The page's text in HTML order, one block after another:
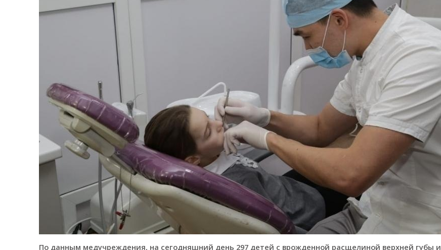
По данным медучреждения, на сегодняшний день 297 детей с врожденной расщелиной верхней губы и